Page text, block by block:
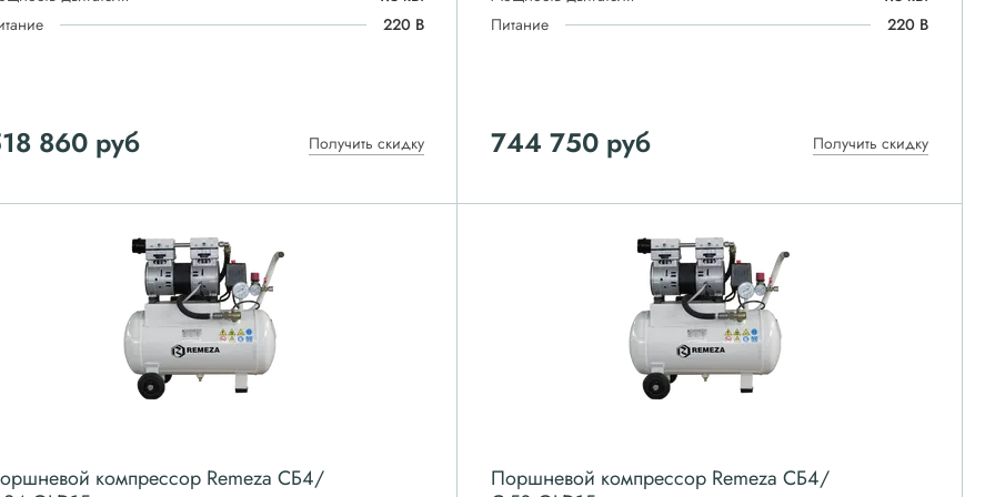
220 В
860 руб Получить скидку
Питание
220 В
744 750руб Получить скидку
компрессор Remeza СБ4/
Поршневой компрессор Remeza СБ4/